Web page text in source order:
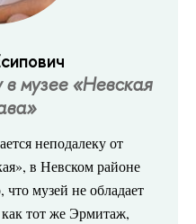
музее «Невская
неподалеку от
в Невском районе
музей не обладает
тот же Эрмитаж,